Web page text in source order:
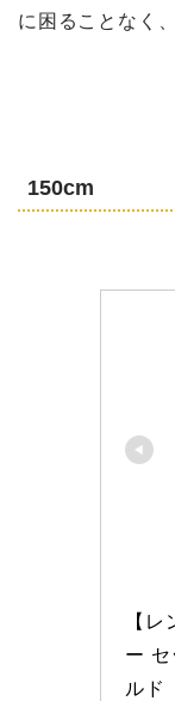
に困ることなく
150cm
【
ー
ルド